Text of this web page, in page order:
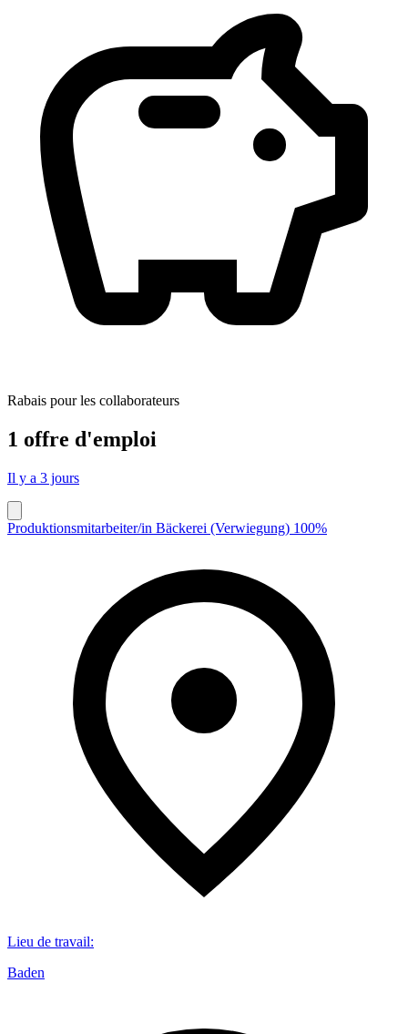
Rabais pour les collaborateurs
1 offre d'emploi
Il y a 3 jours
Produktionsmitarbeiter/in Bäckerei (Verwiegung) 100%
Lieu de travail:
Baden